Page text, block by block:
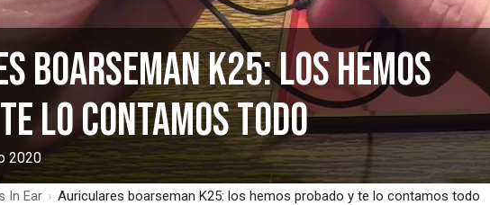
boarseman K25: los hemos
lo contamos todo
2020
In Ear › Auriculares boarseman K25: los hemos probado y te lo contamos todo